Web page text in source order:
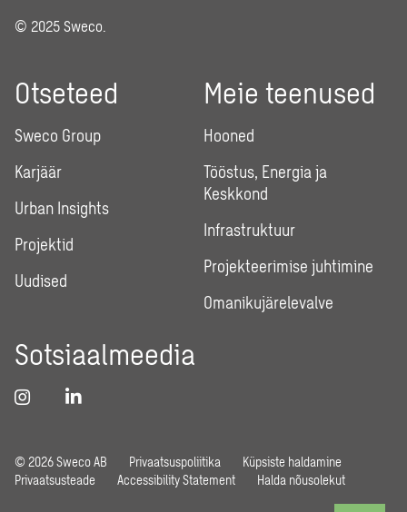
© 2025 Sweco.
Otseteed
Sweco Group
Karjäär
Urban Insights
Projektid
Uudised
Meie teenused
Hooned
Tööstus, Energia ja
Keskkond
Infrastruktuur
Projekteerimise juhtimine
Omanikujärelevalve
Sotsiaalmeedia
© 2026 Sweco AB Privaatsuspoliitika
Küpsiste haldamine
Privaatsusteade
Accessibility Statement Halda nõusolekut